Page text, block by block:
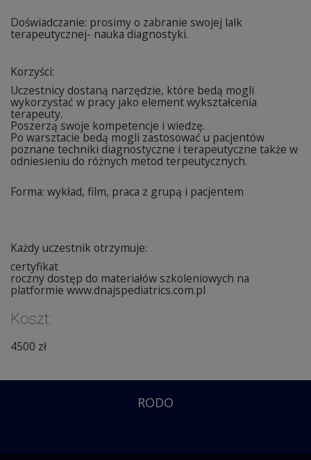
Doświadczanie: prosimy o zabranie swojej lalk
terapeutycznej- nauka diagnostyki.
Korzyści:
Uczestnicy dostaną narzędzie, które bedą mogli
wykorzystać w pracy jako element wykształcenia
terapeuty.
Poszerzą swoje kompetencje i wiedzę.
Po warsztacie bedą mogli zastosować u pacjentów
poznane techniki diagnostyczne i terapeutyczne także w
odniesieniu do różnych metod terpeutycznych.
Forma: wykład, film, praca z grupą i pacjentem
Każdy uczestnik otrzymuje:
certyfikat
roczny dostęp do materiałów szkoleniowych na
platformie www.dnajspediatrics.com.pl
Koszt:
4500 zł
RODO